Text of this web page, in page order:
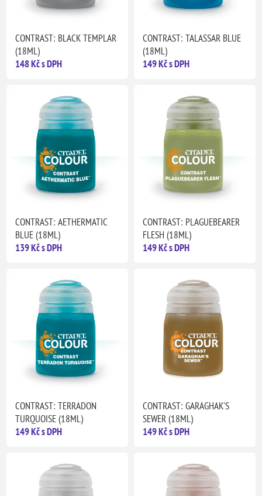
CONTRAST: BLACK TEMPLAR
(18ML)
148 Kč s DPH
CONTRAST: TALASSAR BLUE
(18ML)
149 Kč s DPH
CONTRAST: AETHERMATIC
BLUE (18ML)
139 Kč s DPH
CONTRAST: PLAGUEBEARER
FLESH (18ML)
149 Kč s DPH
CONTRAST: TERRADON
TURQUOISE (18ML)
149 Kč s DPH
CONTRAST: GARAGHAK'S
SEWER (18ML)
149 Kč s DPH